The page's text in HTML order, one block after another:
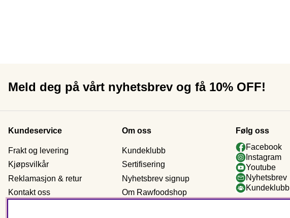
Meld deg på vårt nyhetsbrev og få 10% OFF!
Kundeservice
Frakt og levering
Kjøpsvilkår
Reklamasjon & retur
Kontakt oss
Om oss
Kundeklubb
Sertifisering
Nyhetsbrev signup
Om Rawfoodshop
Følg oss
Facebook
Instagram
Youtube
Nyhetsbrev
Kundeklubb